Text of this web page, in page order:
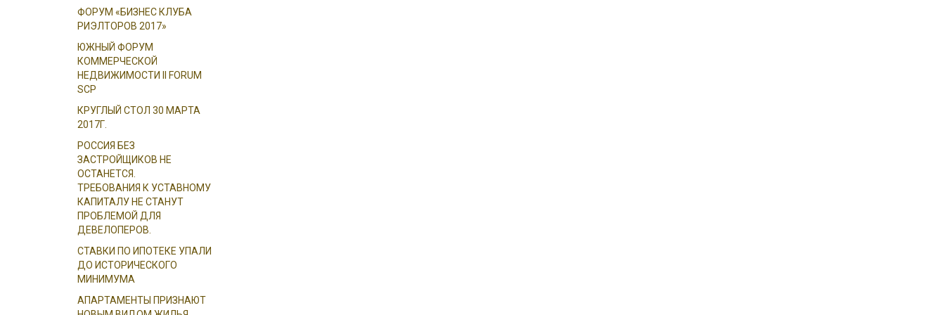
ФОРУМ «БИЗНЕС КЛУБА
РИЭЛТОРОВ 2017»
ЮЖНЫЙ ФОРУМ
КОММЕРЧЕСКОЙ
НЕДВИЖИМОСТИ II FORUM
SCP
КРУГЛЫЙ СТОЛ 30 МАРТА
2017Г.
РОССИЯ БЕЗ
ЗАСТРОЙЩИКОВ НЕ
ОСТАНЕТСЯ.
ТРЕБОВАНИЯ К УСТАВНОМУ
КАПИТАЛУ НЕ СТАНУТ
ПРОБЛЕМОЙ ДЛЯ
ДЕВЕЛОПЕРОВ.
СТАВКИ ПО ИПОТЕКЕ УПАЛИ
ДО ИСТОРИЧЕСКОГО
МИНИМУМА
АПАРТАМЕНТЫ ПРИЗНАЮТ